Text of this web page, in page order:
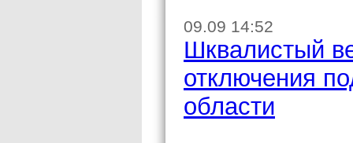
09.09 14:52
Шквалистый
отключения
области